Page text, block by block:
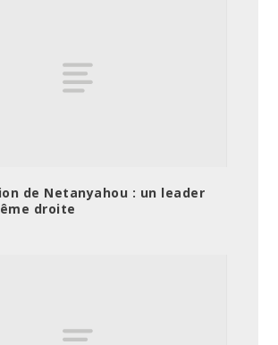
de Netanyahou : un leader
droite